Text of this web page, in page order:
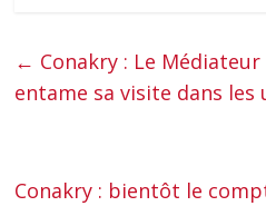
← Conakry : Le
entame sa visite dans les
Conakry : bientôt le